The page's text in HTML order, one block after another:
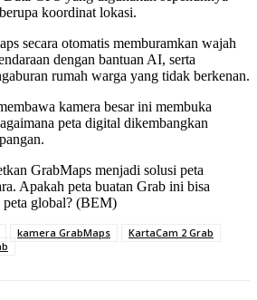
koordinat lokasi.
secara otomatis memburamkan wajah
dengan bantuan AI, serta
rumah warga yang tidak berkenan.
kamera besar ini membuka
peta digital dikembangkan
GrabMaps menjadi solusi peta
Apakah peta buatan Grab ini bisa
peta global? (BEM)
kamera GrabMaps
KartaCam 2 Grab